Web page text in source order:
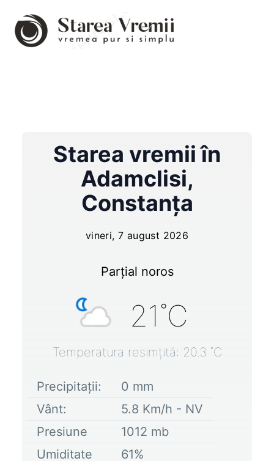
Starea vremii în
Adamclisi,
Constanța
vineri, 7 august 2026
Parțial noros
21˚C
Temperatura resimțită: 20.3 ˚C
Precipitații: 0 mm
Vânt:
5.8 Km/h - NV
Presiune
1012 mb
Umiditate
61%